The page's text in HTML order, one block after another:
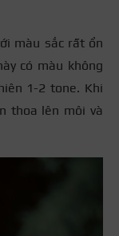
màu sắc rất ổn
có màu không
1-2 tone. Khi
thoa lên môi và